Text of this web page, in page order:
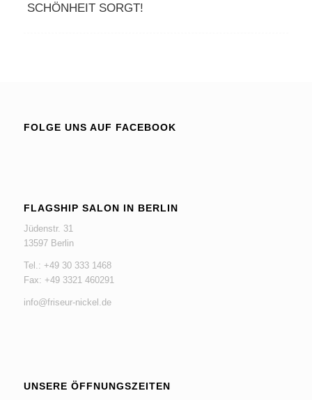
SCHÖNHEIT SORGT!
FOLGE UNS AUF FACEBOOK
FLAGSHIP SALON IN BERLIN
Jüdenstr. 31
13597 Berlin
Tel.: +49 30 333 1468
Fax: +49 3321 460291
info@friseur-nickel.de
UNSERE ÖFFNUNGSZEITEN